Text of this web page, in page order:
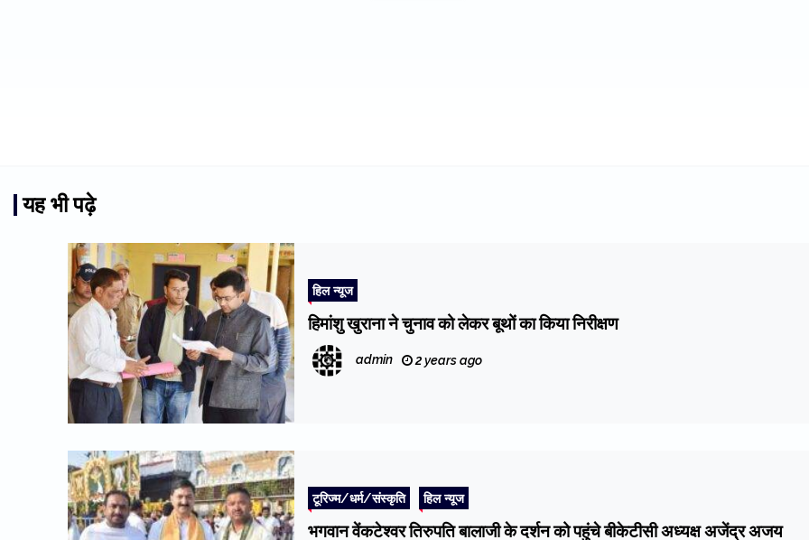
यह भी पढ़े
हिल न्यूज
हिमांशु खुराना ने चुनाव को लेकर बूथों का किया निरीक्षण
admin 2 years ago
टूरिज्म/धर्म/संस्कृति हिल न्यूज
भगवान वेंकटेश्वर तिरुपति बालाजी के दर्शन को पहुंचे बीकेटीसी अध्यक्ष अजेंद्र अजय